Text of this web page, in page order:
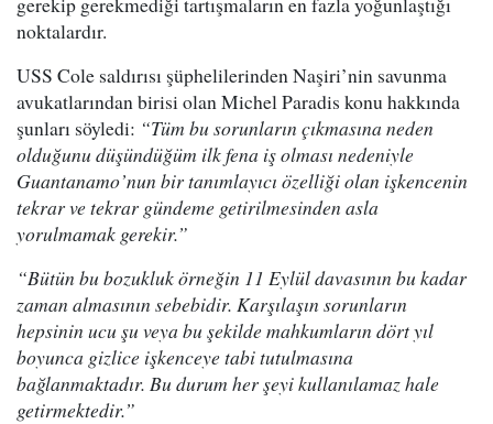
noktalardır.
USS Cole saldırısı şüphelilerinden Naşiri’nin savunma
avukatlarından birisi olan Michel Paradis konu hakkında
şunları söyledi: “Tüm bu sorunların çıkmasına neden
olduğunu düşündüğüm ilk fena iş olması nedeniyle
Guantanamo’nun bir tanımlayıcı özelliği olan işkencenin
tekrar ve tekrar gündeme getirilmesinden asla
yorulmamak gerekir.”
“Bütün bu bozukluk örneğin 11 Eylül davasının bu kadar
zaman almasının sebebidir. Karşılaşın sorunların
hepsinin ucu şu veya bu şekilde mahkumların dört yıl
boyunca gizlice işkenceye tabi tutulmasına
bağlanmaktadır. Bu durum her şeyi kullanılamaz hale
getirmektedir.”